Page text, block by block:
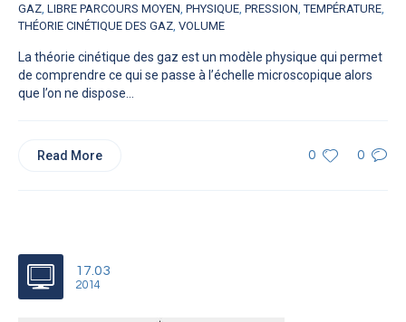
GAZ, LIBRE PARCOURS MOYEN, PHYSIQUE, PRESSION,TEMPÉRATURE,
THÉORIE CINÉTIQUE DES GAZ, VOLUME
La théorie cinétique des gaz est un modèle physique qui permet
de comprendre ce qui se passe à l’échelle microscopique alors
que l’on ne dispose...
0 0
Read More
17.03
2014